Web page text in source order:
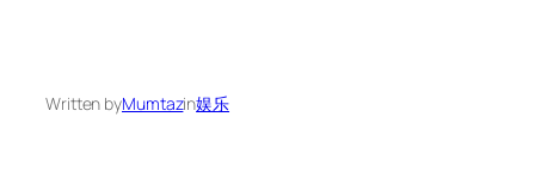
Written byMumtazin娱乐